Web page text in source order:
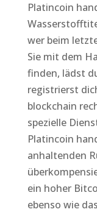
Platincoin
wer beim
Sie mit dem
finden, lädst
registrierst
blockchain
spezielle
Platincoin
anhaltenden
ein hoher
ebenso wie